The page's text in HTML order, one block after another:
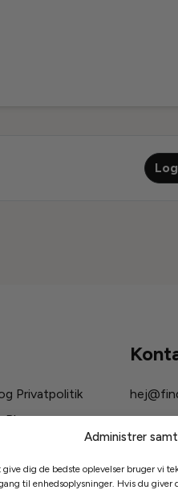
Administrer
give dig de bedste oplevelser bruger vi
til enhedsoplysninger. Hvis du giver
Privatpolitik
Blog